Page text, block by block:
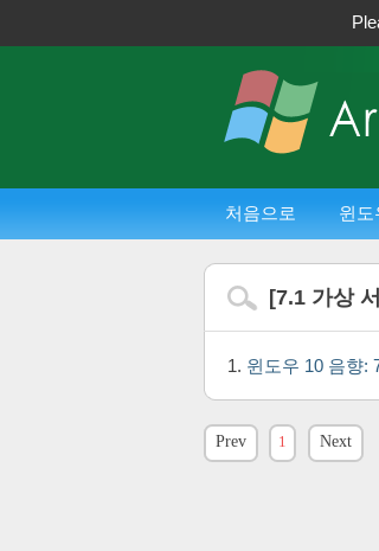
처음으로 윈도
[7.1 가상
윈도우 10 음향:
Prev 1 Next